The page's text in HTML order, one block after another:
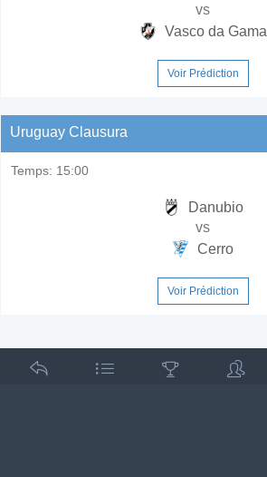
vs
Vasco da Gama
Voir Prédiction
Uruguay Clausura
Temps: 15:00
Danubio
vs
Cerro
Voir Prédiction